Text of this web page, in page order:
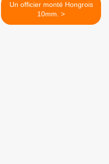
Un officier monté Hongrois
10mm. >